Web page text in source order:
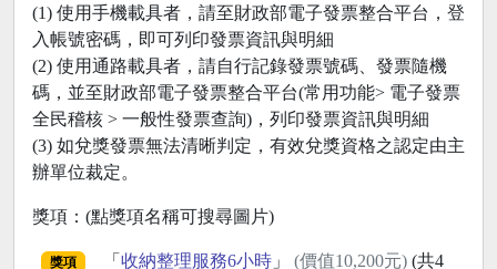
(1) 使用手機載具者，請至財政部電子發票整合平台，登
入帳號密碼，即可列印發票資訊與明細
(2) 使用通路載具者，請自行記錄發票號碼、發票隨機
碼，並至財政部電子發票整合平台(常用功能> 電子發票
全民稽核 > 一般性發票查詢)，列印發票資訊與明細
(3) 如兌獎發票無法清晰判定，有效兌獎資格之認定由主
辦單位裁定。
獎項：(點獎項名稱可搜尋圖片)
獎項 「 收納整理服務6小時」 (價值10,200元)(共4